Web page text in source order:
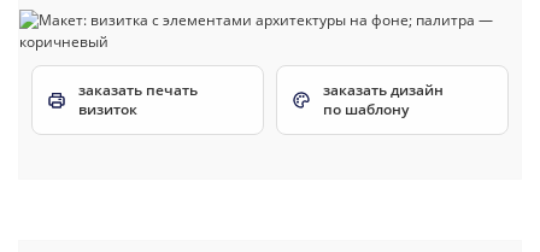
заказать печать
визиток
заказать дизайн
по шаблону